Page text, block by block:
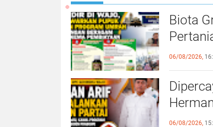
Biota
06/08/2026,
Partai
06/08/2026,